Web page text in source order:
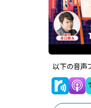
以下の音声